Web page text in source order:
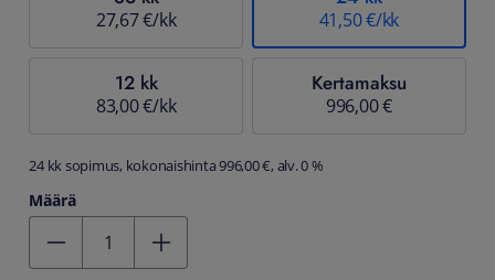
27,67 €/kk 41,50 €/kk
12 kk
83,00 €/kk
Kertamaksu
996,00 €
24 kk sopimus, kokonaishinta 996,00 €, alv. 0 %
Määrä